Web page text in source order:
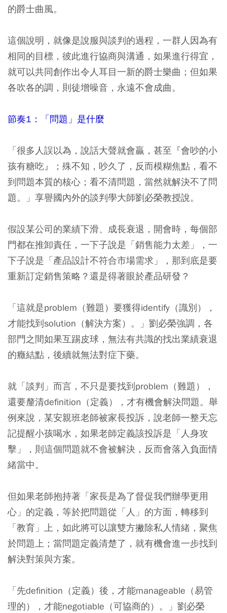
的爵士曲風。
這個說明，就像是說服與談判的過程，一群人因為有
相同的目標，彼此進行協商與溝通，如果進行得宜，
就可以共同創作出令人耳目一新的爵士樂曲；但如果
各吹各的調，則徒增噪音，永遠不會成曲。
節奏1：「問題」是什麼
「很多人誤以為，說話大聲就會贏，甚至『會吵的小
孩有糖吃』；殊不知，吵久了，反而模糊焦點，看不
到問題本質的核心；看不清問題，當然就解決不了問
題。」享譽國內外的談判學大師劉必榮教授說。
假設某公司的業績下滑、成長衰退，開會時，每個部
門都在推卸責任，一下子說是「銷售能力太差」，一
下子說是「產品設計不符合市場需求」，那到底是要
重新訂定銷售策略？還是得著眼於產品研發？
「這就是problem（難題）要獲得identify（識別），
才能找到solution（解決方案）。」劉必榮強調，各
部門之間如果互踢皮球，無法有共識的找出業績衰退
的癥結點，後續就無法對症下藥。
就「談判」而言，不只是要找到problem（難題），
還要釐清definition（定義），才有機會解決問題。舉
例來說，某安親班老師被家長投訴，說老師一整天忘
記提醒小孩喝水，如果老師定義該投訴是「人身攻
擊」，則這個問題就不會被解決，反而會落入負面情
緒當中。
但如果老師抱持著「家長是為了督促我們辦學更用
心」的定義，等於把問題從「人」的方面，轉移到
「教育」上，如此將可以讓雙方撇除私人情緒，聚焦
於問題上；當問題定義清楚了，就有機會進一步找到
解決對策與方案。
「先definition（定義）後，才能manageable（易管
理的），才能negotiable（可協商的）。」劉必榮